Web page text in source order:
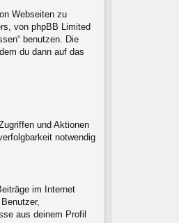
Webseiten zu
von phpBB Limited
benutzen. Die
du dann auf das
und Aktionen
notwendig
im Internet
aus deinem Profil